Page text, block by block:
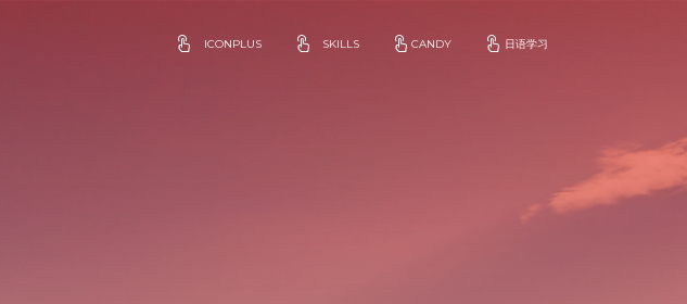
ICONPLUS SKILLS CANDY 日语学习